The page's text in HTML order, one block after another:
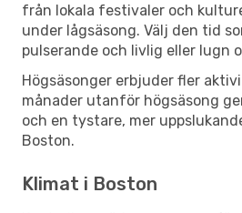
från lokala festivaler och
under lågsäsong. Välj den tid
pulserande och livlig eller lugn
Högsäsonger erbjuder fler
månader utanför högsäsong
och en tystare, mer
Boston.
Klimat i Boston